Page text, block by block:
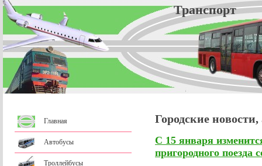
Главная
Автобусы
Троллейбусы
Городские
С 15 января
пригородного